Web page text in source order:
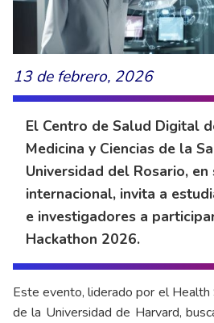
13 de febrero, 2026
El Centro de Salud Digital
Medicina y Ciencias de la
Universidad del Rosario,
internacional, invita a
e investigadores a
Hackathon 2026.
Este evento, liderado por el
de la Universidad de Harvard,